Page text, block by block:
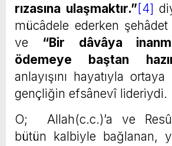
rızasına ulaşmaktır.” [4]
mücâdele ederken
ve “Bir dâvâya
ödemeye baştan
anlayışını hayatıyla
gençliğin efsânevî lideriydi.
O; Allah(c.c.)’a ve
bütün kalbiyle bağlanan,